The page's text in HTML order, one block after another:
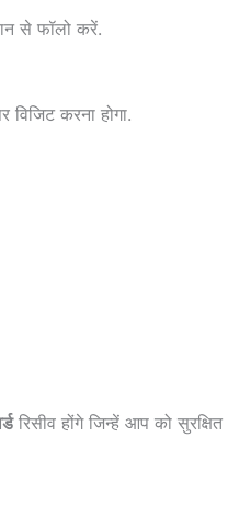
से फॉलो करें.
विजिट करना होगा.
रिसीव होंगे जिन्हें आप को सुरक्षित